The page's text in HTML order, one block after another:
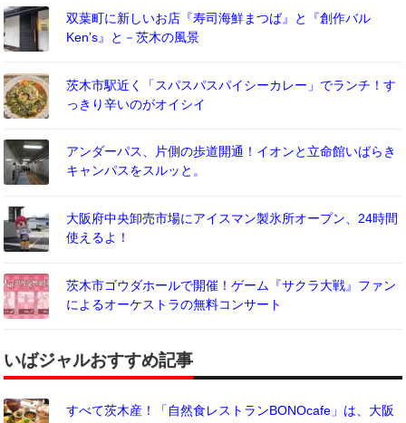
双葉町に新しいお店『寿司海鮮まつば』と『創作バル
Ken’s』と－茨木の風景
茨木市駅近く「スパスパスパイシーカレー」でランチ！す
っきり辛いのがオイシイ
アンダーパス、片側の歩道開通！イオンと立命館いばらき
キャンパスをスルッと。
大阪府中央卸売市場にアイスマン製氷所オープン、24時間
使えるよ！
茨木市ゴウダホールで開催！ゲーム『サクラ大戦』ファン
によるオーケストラの無料コンサート
いばジャルおすすめ記事
すべて茨木産！「自然食レストランBONOcafe」は、大阪